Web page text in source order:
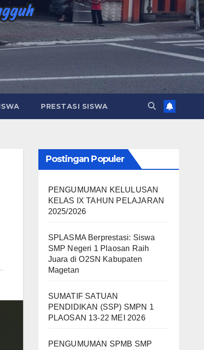
PRESTASI SISWA
Postingan Populer
PENGUMUMAN KELULUSAN
KELAS IX TAHUN PELAJARAN
2025/2026
SPLASMA Berprestasi: Siswa
SMP Negeri 1 Plaosan Raih
Juara di O2SN Kabupaten
Magetan
SUMATIF SATUAN
PENDIDIKAN (SSP) SMPN 1
PLAOSAN 13-22 MEI 2026
PENGUMUMAN SPMB SMP